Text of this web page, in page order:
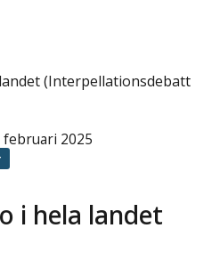
(Interpellationsdebatt
i hela landet
februari 2025